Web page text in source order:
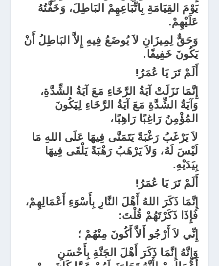
يَوْمَ القِيَامَةِ بِاتِّبَاعِهِمْ البَاطِلَ، وَخَفَّتُهُ
عَلَيْهِمْ.
وَحَقٌّ لِمِيزَانِ لاَ يُوضَعُ فِيهِ إِلاَّ البَاطِلُ أَنْ
يَكُونَ خَفِيفًا.
أَلَمْ تَرَ يَا عُمَرُ!
إِنَّمَا نَزَلَتْ آيَةُ الرَّخَاءِ مَعَ آيَةُ الشِّدَّةِ،
وَآيَةُ الشِّدَّةِ مَعَ آيَةُ الرَّخَاءِ لِيَكُونَ
المُؤْمِنُ رَاغِبًا رَاهِبًا،
لاَ يَرْغَبُ رَغْبَةً يَتَمَنَّى فِيهَا عَلَى اللهِ مَا
لَيْسَ لَهُ، وَلاَ يَرْهَبُ رَهْبَةً يَلْقَى فِيهَا
بِيَدَيْهِ.
أَلَمْ تَرَ يَا عُمَرُ!
إِنَّمَا ذَكَرَ اللهُ أَهْلَ النَّارِ بِأَسْوَءِ أَعْمَالِهِمْ،
فَإِذَا ذَكَرْتَهُمْ قُلْتَ:
إِنِّي لاَ أَرْجُو أَلاَّ أَكُونَ مِنْهُمْ ؛
وَإِنَّهُ إِنَّمَا ذَكَرَ أَهْلَ الجَنَّةِ بِأَحْسَنِ